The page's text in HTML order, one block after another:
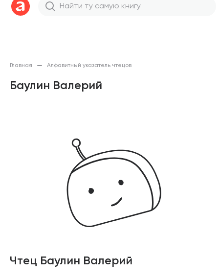
Главная Алфавитный указатель чтецов
Баулин Валерий
Чтец Баулин Валерий